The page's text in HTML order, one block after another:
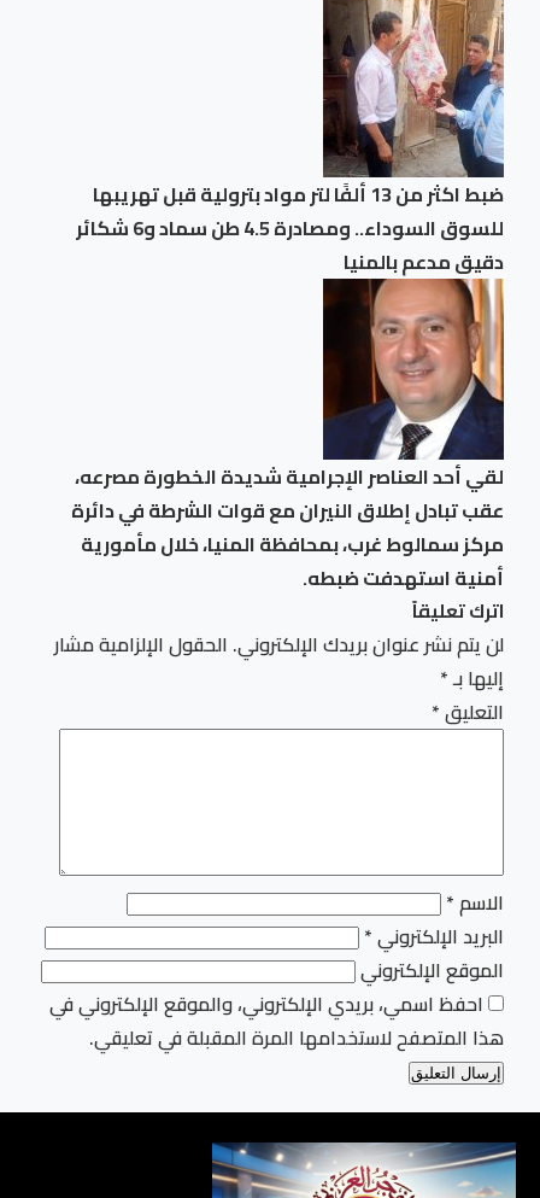
ضبط اكثر من 13 ألفًا لتر مواد بترولية قبل تهريبها
للسوق السوداء.. ومصادرة 4.5 طن سماد و6 شكائر
دقيق مدعم بالمنيا
لقي أحد العناصر الإجرامية شديدة الخطورة مصرعه،
عقب تبادل إطلاق النيران مع قوات الشرطة في دائرة
مركز سمالوط غرب، بمحافظة المنيا، خلال مأمورية
أمنية استهدفت ضبطه.
اترك تعليقاً
لن يتم نشر عنوان بريدك الإلكتروني. الحقول الإلزامية مشار
إليها بـ*
التعليق*
الاسم*
البريد الإلكتروني*
الموقع الإلكتروني
احفظ اسمي، بريدي الإلكتروني، والموقع الإلكتروني في
هذا المتصفح لاستخدامها المرة المقبلة في تعليقي.